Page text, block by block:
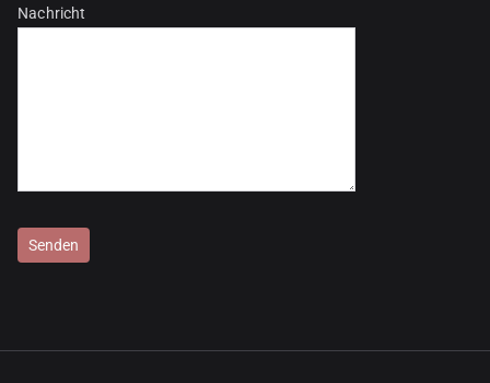
Nachricht
Bitte lasse dieses Feld leer.